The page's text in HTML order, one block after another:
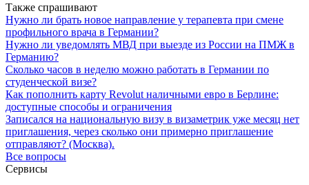
Также спрашивают
Нужно ли брать новое направление у терапевта при смене
профильного врача в Германии?
Нужно ли уведомлять МВД при выезде из России на ПМЖ в
Германию?
Сколько часов в неделю можно работать в Германии по
студенческой визе?
Как пополнить карту Revolut наличными евро в Берлине:
доступные способы и ограничения
Записался на национальную визу в визаметрик уже месяц нет
приглашения, через сколько они примерно приглашение
отправляют? (Москва).
Все вопросы
Сервисы